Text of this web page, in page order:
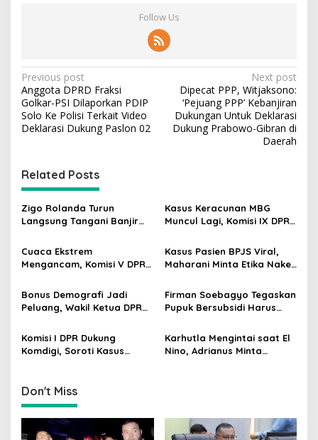
Follow Us
P
o
s
t
a
v
i
a
i
o
n
Previous post
Anggota DPRD Fraksi
Golkar-PSI Dilaporkan PDIP
Solo Ke Polisi Terkait Video
Deklarasi Dukung Paslon 02
Next post
Dipecat PPP, Witjaksono:
‘Pejuang PPP’ Kebanjiran
Dukungan Untuk Deklarasi
Dukung Prabowo-Gibran di
Daerah
Related Posts
Zigo Rolanda Turun
Langsung Tangani Banjir
Kasus Keracunan MBG
Muncul Lagi, Komisi IX DPR
Jalur Hukum
Cuaca Ekstrem
Mengancam, Komisi V DPR
Kesiapan Petani Indramayu
Kasus Pasien BPJS Viral,
Maharani Minta Etika Nakes
Dievaluasi
Bonus Demografi Jadi
Peluang, Wakil Ketua DPR
Tembus Pasar Kerja Global
Firman Soebagyo Tegaskan
Pupuk Bersubsidi Harus
Wajib Sesuai RDKK
Komisi I DPR Dukung
Komdigi, Soroti Kasus
Karhutla Mengintai saat El
Nino, Adrianus Minta
Don't Miss